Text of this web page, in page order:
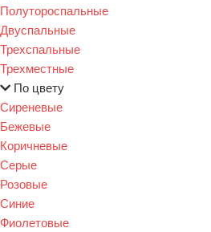
Полутороспальные
Двуспальные
Трехспальные
Трехместные
По цвету
Сиреневые
Бежевые
Коричневые
Серые
Розовые
Синие
Фиолетовые